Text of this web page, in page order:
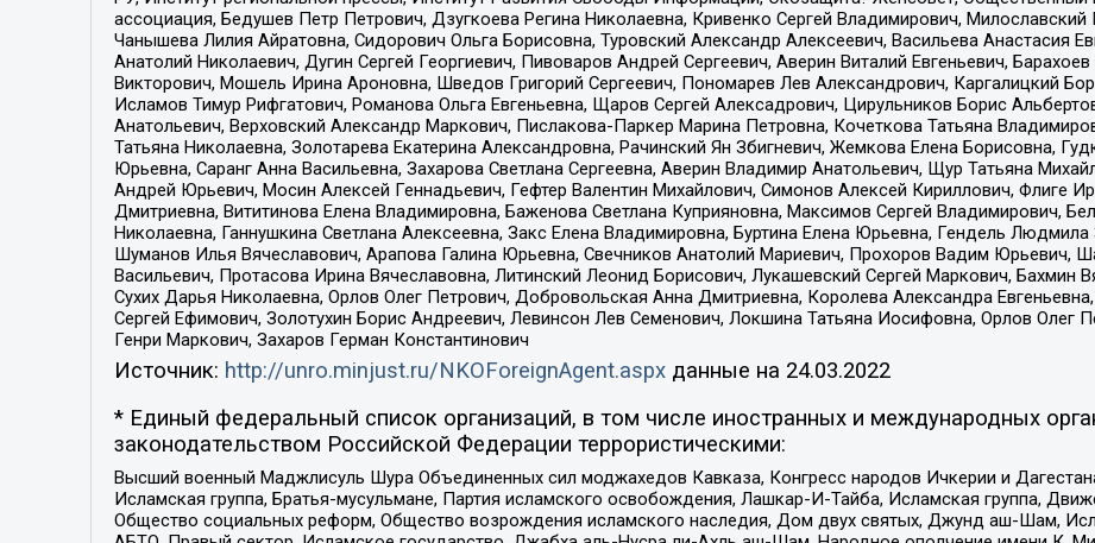
ассоциация, Бедушев Петр Петрович, Дзугкоева Регина Николаевна, Кривенко Сергей Владимирович,
Чанышева Лилия Айратовна, Сидорович Ольга Борисовна, Туровский Александр Алексеевич, Васильева Анастасия
Анатолий Николаевич, Дугин Сергей Георгиевич, Пивоваров Андрей Сергеевич, Аверин Виталий Евгеньевич,
Викторович, Мошель Ирина Ароновна, Шведов Григорий Сергеевич, Пономарев Лев Александрович, Каргалицкий
Исламов Тимур Рифгатович, Романова Ольга Евгеньевна, Щаров Сергей Алексадрович, Цирульников Борис
Анатольевич, Верховский Александр Маркович, Пислакова-Паркер Марина Петровна, Кочеткова Татьяна
Татьяна Николаевна, Золотарева Екатерина Александровна, Рачинский Ян Збигневич, Жемкова Елена Борисовна,
Юрьевна, Саранг Анна Васильевна, Захарова Светлана Сергеевна, Аверин Владимир Анатольевич, Щур Татьяна
Андрей Юрьевич, Мосин Алексей Геннадьевич, Гефтер Валентин Михайлович, Симонов Алексей Кириллович, Флиге
Дмитриевна, Вититинова Елена Владимировна, Баженова Светлана Куприяновна, Максимов Сергей Владимирович,
Николаевна, Ганнушкина Светлана Алексеевна, Закс Елена Владимировна, Буртина Елена Юрьевна, Гендель
Шуманов Илья Вячеславович, Арапова Галина Юрьевна, Свечников Анатолий Мариевич, Прохоров Вадим Юрьевич,
Васильевич, Протасова Ирина Вячеславовна, Литинский Леонид Борисович, Лукашевский Сергей Маркович,
Сухих Дарья Николаевна, Орлов Олег Петрович, Добровольская Анна Дмитриевна, Королева Александра
Сергей Ефимович, Золотухин Борис Андреевич, Левинсон Лев Семенович, Локшина Татьяна Иосифовна, Орлов Олег
Генри Маркович, Захаров Герман Константинович
Источник: http://unro.minjust.ru/NKOForeignAgent.aspxданные на 24.03.2022
* Единый федеральный список организаций, в том числе иностранных и международных
законодательством Российской Федерации террористическими:
Высший военный Маджлисуль Шура Объединенных сил моджахедов Кавказа, Конгресс народов Ичкерии и
Исламская группа, Братья-мусульмане, Партия исламского освобождения, Лашкар-И-Тайба, Исламская группа,
Общество социальных реформ, Общество возрождения исламского наследия, Дом двух святых, Джунд аш-Шам,